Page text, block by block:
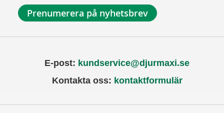
Prenumerera på nyhetsbrev
E-post: kundservice@djurmaxi.se
Kontakta oss: kontaktformulär